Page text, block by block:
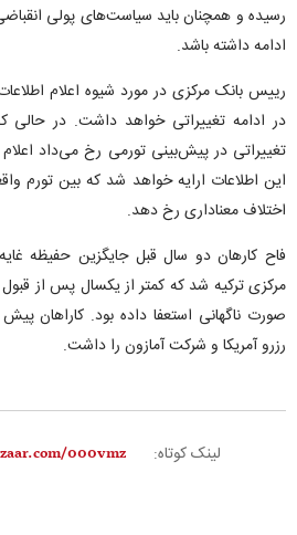
رسیده و همچنان باید سیاست‌های پولی
ادامه داشته باشد.
رییس بانک مرکزی در مورد شیوه اعلام
در ادامه تغییراتی خواهد داشت. در
تغییراتی در پیش‌بینی تورمی رخ می‌داد اعلام
این اطلاعات ارایه خواهد شد که بین تورم
اختلاف معناداری رخ دهد.
فاح کارهان دو سال قبل جایگزین حفیظه
مرکزی ترکیه شد که کمتر از یکسال پس از
صورت ناگهانی استعفا داده بود. کاراهان
رزرو آمریکا و شرکت آمازون را داشت.
لینک کوتاه: